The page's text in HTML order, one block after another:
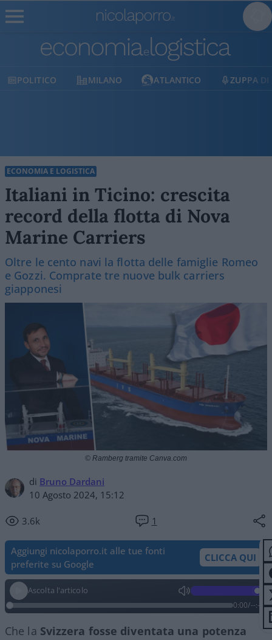
POLITICO MILANO ATLANTICO ZUPPA DI
ECONOMIA E LOGISTICA
Italiani in Ticino: crescita
record della flotta di Nova
Marine Carriers
Oltre le cento navi la flotta delle famiglie Romeo
e Gozzi. Comprate tre nuove bulk carriers
giapponesi
di Bruno Dardani
10 Agosto 2024, 15:12
3.6k 1
© Ramberg tramite Canva.com
Aggiungi nicolaporro.it alle tue fonti
preferite su Google
CLICCA QUI
Ascolta l'articolo
0:00/--:--
Che la Svizzera fosse diventata una potenza